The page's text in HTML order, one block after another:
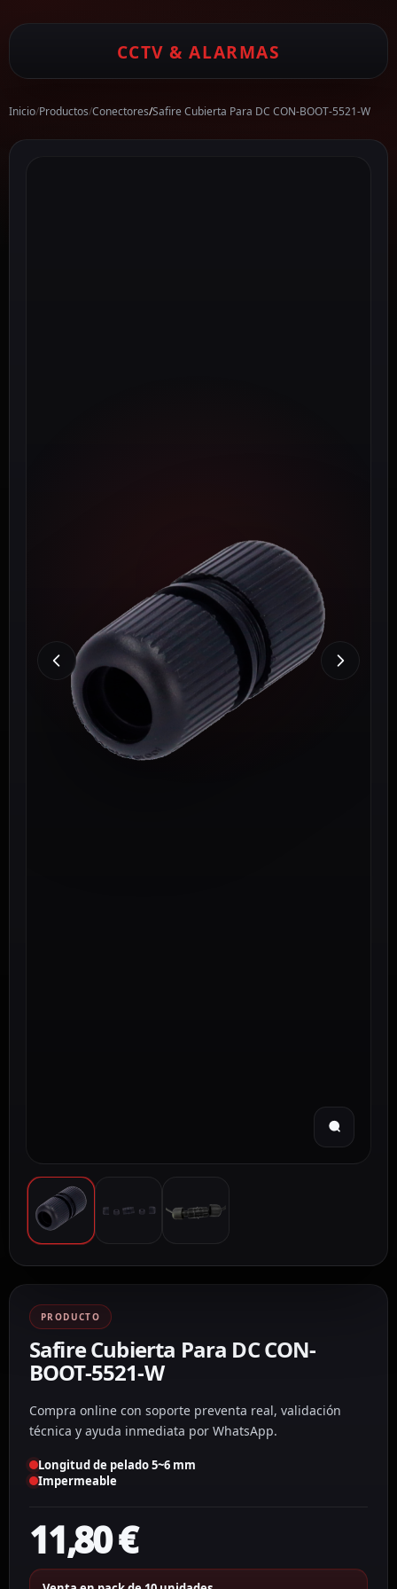
CCTV & ALARMAS
Inicio/Productos/Conectores/Safire Cubierta Para DC CON-BOOT-5521-W
PRODUCTO
Safire Cubierta Para DC CON-
BOOT-5521-W
Compra online con soporte preventa real, validación
técnica y ayuda inmediata por WhatsApp.
Longitud de pelado 5~6 mm
Impermeable
11,80€